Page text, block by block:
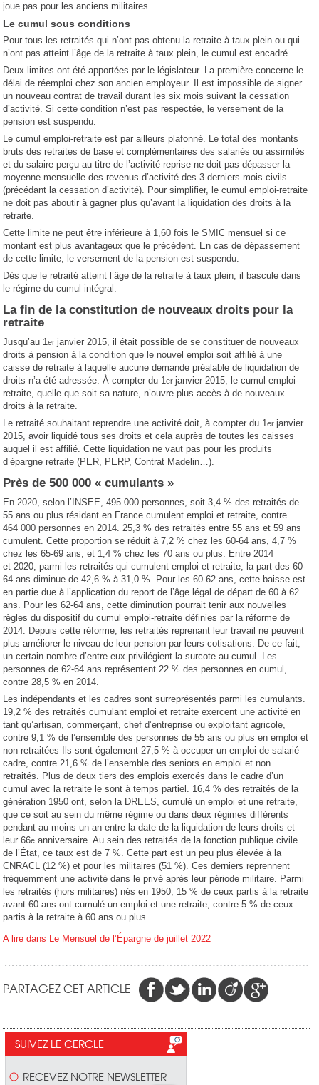
joue pas pour les anciens militaires.
Le cumul sous conditions
Pour tous les retraités qui n’ont pas obtenu la retraite à taux plein ou qui
n’ont pas atteint l’âge de la retraite à taux plein, le cumul est encadré.
Deux limites ont été apportées par le législateur. La première concerne le
délai de réemploi chez son ancien employeur. Il est impossible de signer
un nouveau contrat de travail durant les six mois suivant la cessation
d’activité. Si cette condition n’est pas respectée, le versement de la
pension est suspendu.
Le cumul emploi-retraite est par ailleurs plafonné. Le total des montants
bruts des retraites de base et complémentaires des salariés ou assimilés
et du salaire perçu au titre de l’activité reprise ne doit pas dépasser la
moyenne mensuelle des revenus d’activité des 3 derniers mois civils
(précédant la cessation d’activité). Pour simplifier, le cumul emploi-retraite
ne doit pas aboutir à gagner plus qu’avant la liquidation des droits à la
retraite.
Cette limite ne peut être inférieure à 1,60 fois le SMIC mensuel si ce
montant est plus avantageux que le précédent. En cas de dépassement
de cette limite, le versement de la pension est suspendu.
Dès que le retraité atteint l’âge de la retraite à taux plein, il bascule dans
le régime du cumul intégral.
La fin de la constitution de nouveaux droits pour la
retraite
Jusqu’au 1erjanvier 2015, il était possible de se constituer de nouveaux
droits à pension à la condition que le nouvel emploi soit affilié à une
caisse de retraite à laquelle aucune demande préalable de liquidation de
droits n’a été adressée. À compter du 1erjanvier 2015, le cumul emploi-
retraite, quelle que soit sa nature, n’ouvre plus accès à de nouveaux
droits à la retraite.
Le retraité souhaitant reprendre une activité doit, à compter du 1erjanvier
2015, avoir liquidé tous ses droits et cela auprès de toutes les caisses
auquel il est affilié. Cette liquidation ne vaut pas pour les produits
d’épargne retraite (PER, PERP, Contrat Madelin…).
Près de 500 000 « cumulants »
En 2020, selon l’INSEE, 495 000 personnes, soit 3,4 % des retraités de
55 ans ou plus résidant en France cumulent emploi et retraite, contre
464 000 personnes en 2014. 25,3 % des retraités entre 55 ans et 59 ans
cumulent. Cette proportion se réduit à 7,2 % chez les 60-64 ans, 4,7 %
chez les 65-69 ans, et 1,4 % chez les 70 ans ou plus. Entre 2014
et 2020, parmi les retraités qui cumulent emploi et retraite, la part des 60-
64 ans diminue de 42,6 % à 31,0 %. Pour les 60-62 ans, cette baisse est
en partie due à l’application du report de l’âge légal de départ de 60 à 62
ans. Pour les 62-64 ans, cette diminution pourrait tenir aux nouvelles
règles du dispositif du cumul emploi-retraite définies par la réforme de
2014. Depuis cette réforme, les retraités reprenant leur travail ne peuvent
plus améliorer le niveau de leur pension par leurs cotisations. De ce fait,
un certain nombre d’entre eux privilégient la surcote au cumul. Les
personnes de 62-64 ans représentent 22 % des personnes en cumul,
contre 28,5 % en 2014.
Les indépendants et les cadres sont surreprésentés parmi les cumulants.
19,2 % des retraités cumulant emploi et retraite exercent une activité en
tant qu’artisan, commerçant, chef d’entreprise ou exploitant agricole,
contre 9,1 % de l’ensemble des personnes de 55 ans ou plus en emploi et
non retraitées Ils sont également 27,5 % à occuper un emploi de salarié
cadre, contre 21,6 % de l’ensemble des seniors en emploi et non
retraités. Plus de deux tiers des emplois exercés dans le cadre d’un
cumul avec la retraite le sont à temps partiel. 16,4 % des retraités de la
génération 1950 ont, selon la DREES, cumulé un emploi et une retraite,
que ce soit au sein du même régime ou dans deux régimes différents
pendant au moins un an entre la date de la liquidation de leurs droits et
leur 66e anniversaire. Au sein des retraités de la fonction publique civile
de l’État, ce taux est de 7 %. Cette part est un peu plus élevée à la
CNRACL (12 %) et pour les militaires (51 %). Ces derniers reprennent
fréquemment une activité dans le privé après leur période militaire. Parmi
les retraités (hors militaires) nés en 1950, 15 % de ceux partis à la retraite
avant 60 ans ont cumulé un emploi et une retraite, contre 5 % de ceux
partis à la retraite à 60 ans ou plus.
A lire dans Le Mensuel de l’Épargne de juillet 2022
PARTAGEZ CET ARTICLE
SUIVEZ LE CERCLE
RECEVEZ NOTRE NEWSLETTER